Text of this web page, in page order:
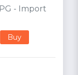
- Import
Buy